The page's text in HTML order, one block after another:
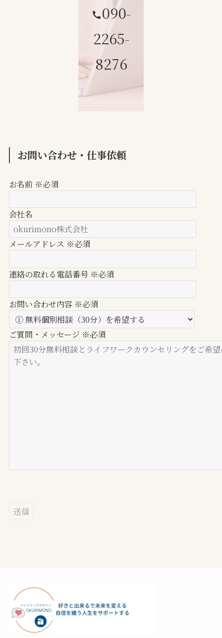
090-
2265-
8276
お問い合わせ・仕事依頼
お名前 ※必須
会社名
メールアドレス ※必須
連絡の取れる電話番号 ※必須
お問い合わせ内容 ※必須
ご質問・メッセージ ※必須